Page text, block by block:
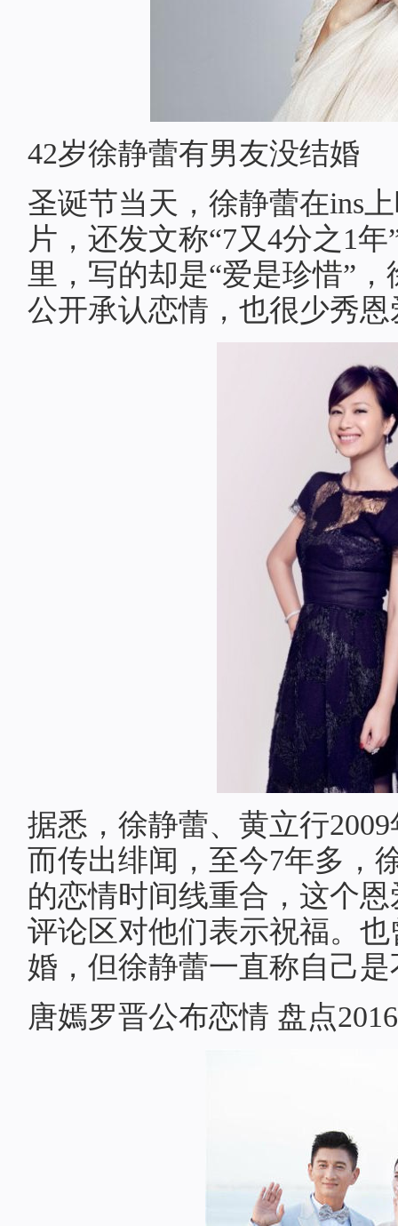
42岁徐静蕾有男友没结婚
圣诞节当天，徐静蕾在ins
片，还发文称“7又4分之1
里，写的却是“爱是珍惜”
公开承认恋情，也很少秀恩
据悉，徐静蕾、黄立行
而传出绯闻，至今7年多，
的恋情时间线重合，这个
评论区对他们表示祝福。
婚，但徐静蕾一直称自己
唐嫣罗晋公布恋情 盘点